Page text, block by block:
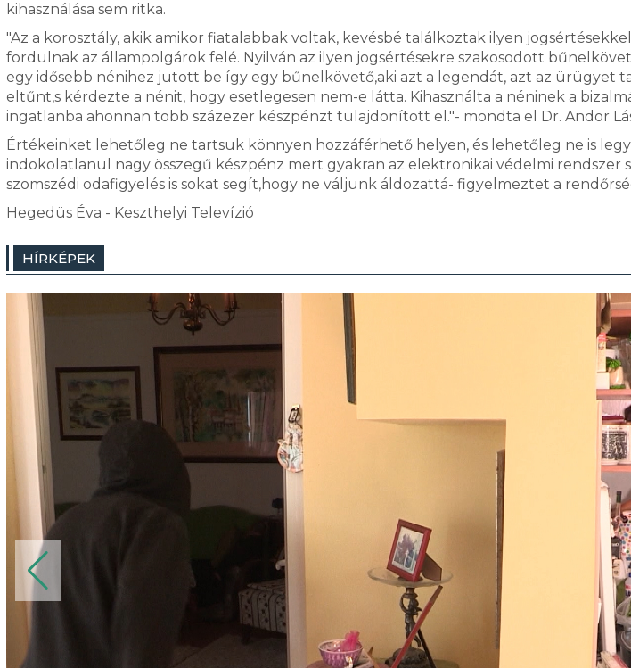
kihasználása sem ritka.
"Az a korosztály, akik amikor fiatalabbak voltak, kevésbé találkoztak ilyen
fordulnak az állampolgárok felé. Nyilván az ilyen jogsértésekre szakosodott
egy idősebb nénihez jutott be így egy bűnelkövető,aki azt a legendát, azt az ürügyet
eltűnt,s kérdezte a nénit, hogy esetlegesen nem-e látta. Kihasználta a néninek a
ingatlanba ahonnan több százezer készpénzt tulajdonított el."- mondta el Dr. Andor
Értékeinket lehetőleg ne tartsuk könnyen hozzáférhető helyen, és lehetőleg ne is
indokolatlanul nagy összegű készpénz mert gyakran az elektronikai védelmi rendszer
szomszédi odafigyelés is sokat segít,hogy ne váljunk áldozattá- figyelmeztet a
Hegedüs Éva - Keszthelyi Televízió
HÍRKÉPEK